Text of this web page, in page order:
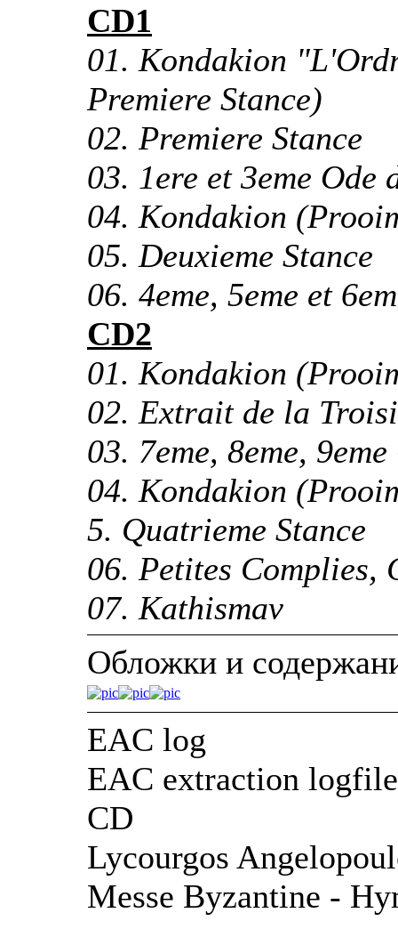
CD1
01. Kondakion
Premiere Stance)
02. Premiere Stance
03. 1ere et 3eme Ode
04. Kondakion
05. Deuxieme Stance
06. 4eme, 5eme et
CD2
01. Kondakion
02. Extrait de la
03. 7eme, 8eme,
04. Kondakion
5. Quatrieme Stance
06. Petites Complies,
07. Kathismav
Обложки и
EAC log
EAC extraction
CD
Lycourgos
Messe Byzantine -